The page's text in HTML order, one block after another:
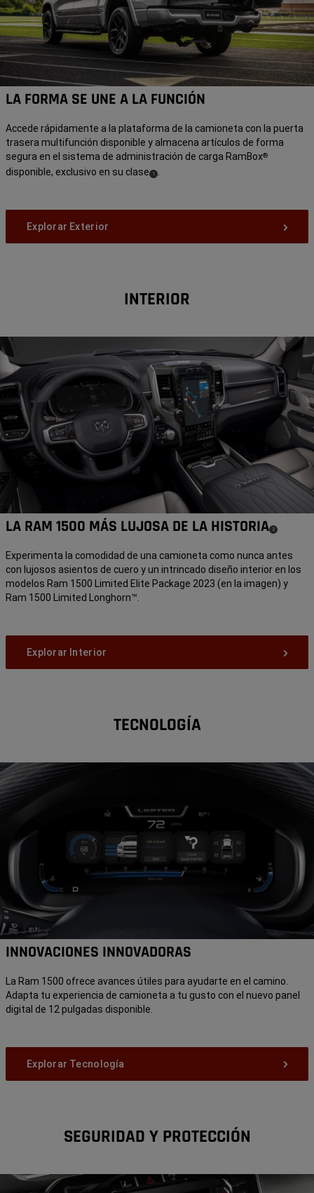
LA FORMA SE UNE A LA FUNCIÓN
Accede rápidamente a la plataforma de la camioneta con la puerta
trasera multifunción disponible y almacena artículos de forma
segura en el sistema de administración de carga RamBox®
disponible, exclusivo en su clase ( 1 ) .
Explorar Exterior
INTERIOR
LA RAM 1500 MÁS LUJOSA DE LA HISTORIA (
Disclosure
2)
Experimenta la comodidad de una camioneta como nunca antes
con lujosos asientos de cuero y un intrincado diseño interior en los
modelos Ram 1500 Limited Elite Package 2023 (en la imagen) y
Ram 1500 Limited Longhorn™.
Explorar Interior
TECNOLOGÍA
INNOVACIONES INNOVADORAS
La Ram 1500 ofrece avances útiles para ayudarte en el camino.
Adapta tu experiencia de camioneta a tu gusto con el nuevo panel
digital de 12 pulgadas disponible.
Explorar Tecnología
SEGURIDAD Y PROTECCIÓN